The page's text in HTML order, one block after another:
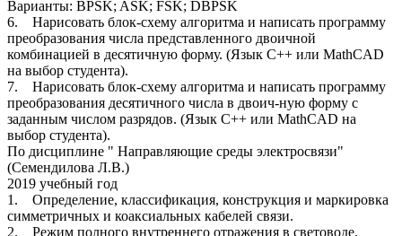
Варианты: BPSK; ASK; FSK; DBPSK
6. Нарисовать блок-схему алгоритма и написать программу
преобразования числа представленного двоичной
комбинацией в десятичную форму. (Язык С++ или MathCAD
на выбор студента).
7. Нарисовать блок-схему алгоритма и написать программу
преобразования десятичного числа в двоич-ную форму с
заданным числом разрядов. (Язык С++ или MathCAD на
выбор студента).
По дисциплине " Направляющие среды электросвязи"
(Семендилова Л.В.)
2019 учебный год
1. Определение, классификация, конструкция и маркировка
симметричных и коаксиальных кабелей связи.
2. Режим полного внутреннего отражения в световоде.